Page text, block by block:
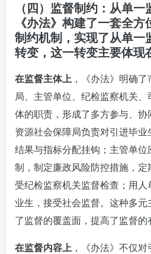
（四）监督制约：从单
《办法》构建了一套全
制约机制，实现了从单一
转变，这一转变主要体现
在监督主体上 ，《办法》明确
局、主管单位、纪检监察机关
体的职责，形成了多方参与、协
资源社会保障局负责对引进毕
结果与指标分配挂钩；主管单
制，制定廉政风险防控措施，
受纪检监察机关监督检查；用
业生，接受社会监督。这种多
了监督的覆盖面，提高了监督的
在监督内容上 ，《办法》不仅